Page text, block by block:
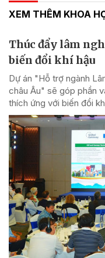
XEM THÊM KHOA
Thúc đẩy lâm
biến đổi khí hậu
Dự án "Hỗ trợ ngành
châu Âu" sẽ góp phần
thích ứng với biến đổi